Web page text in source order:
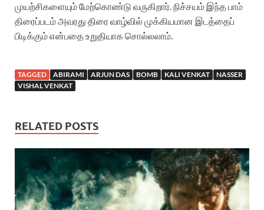
முயற்சிகளையும் மேற்கொண்டு வருகிறார். நிச்சயம் இந்த பாம்
திரைப்படம் அவரது திரை வாழ்வில் முக்கியமான இடத்தைப்
பிடிக்கும் என்பதை உறுதியாக சொல்லலாம்.
TAGGED ABIRAMI ARJUN DAS BOMB KALI VENKAT
NASSER
VISHAL VENKAT
RELATED POSTS